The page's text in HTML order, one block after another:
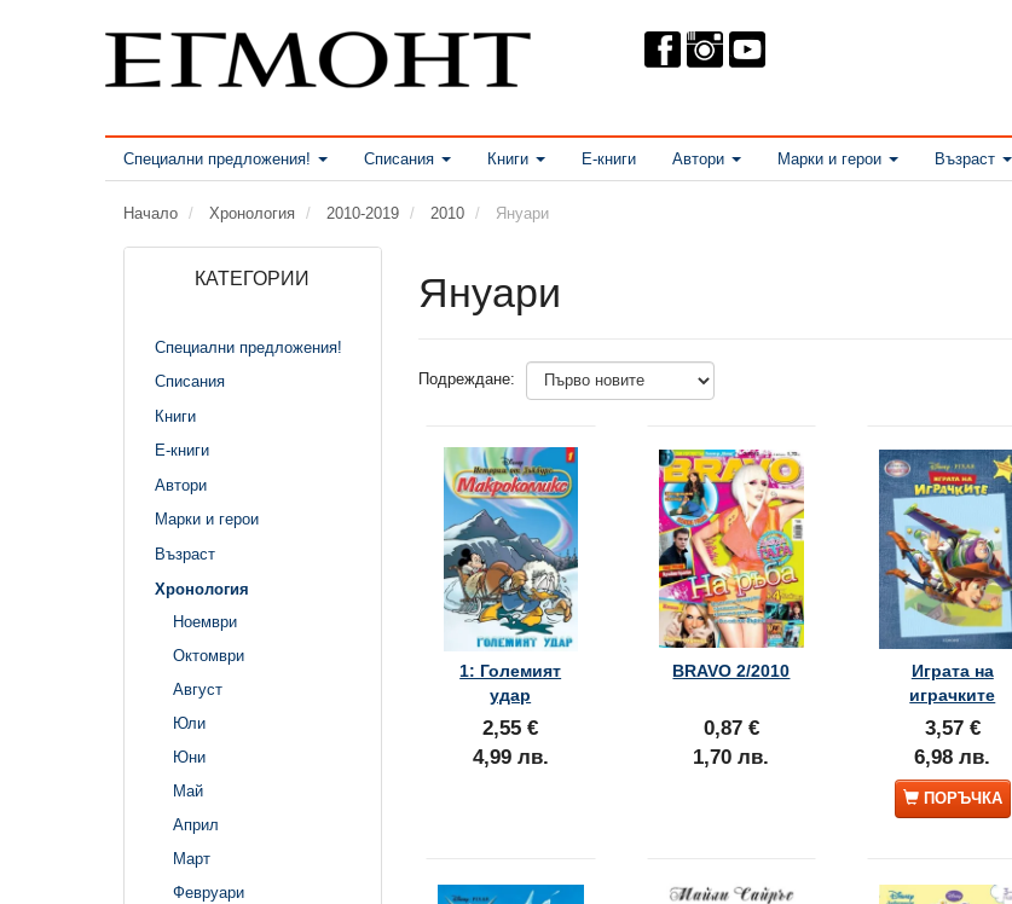
Специални предложения! Списания Книги Е-книги Автори Марки и герои Възраст
Начало Хронология 2010-2019 2010 Януари
КАТЕГОРИИ
Специални предложения!
Списания
Книги
Е-книги
Автори
Марки и герои
Възраст
Хронология
Ноември
Октомври
Август
Юли
Юни
Май
Април
Март
Февруари
Януари
Подреждане:
1: Големият
удар
2,55 €
4,99 лв.
BRAVO 2/2010
0,87 €
1,70 лв.
Играта на
играчките
3,57 €
6,98 лв.
ПОРЪЧКА